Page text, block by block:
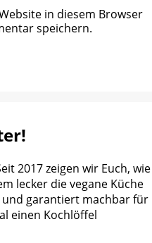
in diesem Browser
speichern.
2017 zeigen wir Euch, wie
lecker die vegane Küche
und garantiert machbar für
einen Kochlöffel